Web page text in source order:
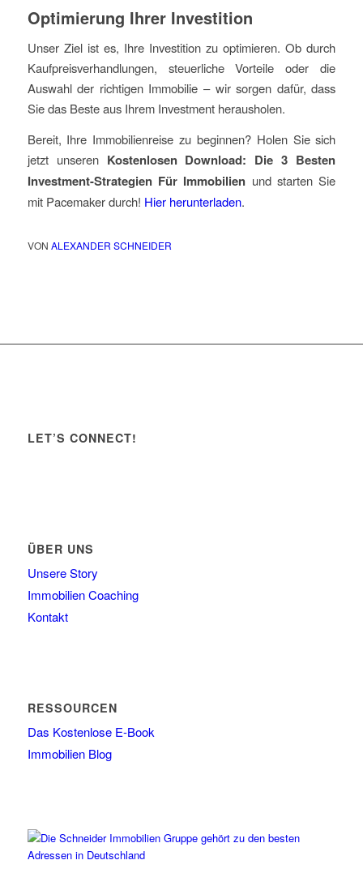
Optimierung Ihrer Investition
Unser Ziel ist es, Ihre Investition zu optimieren. Ob durch
Kaufpreisverhandlungen, steuerliche Vorteile oder die
Auswahl der richtigen Immobilie – wir sorgen dafür, dass
Sie das Beste aus Ihrem Investment herausholen.
Bereit, Ihre Immobilienreise zu beginnen? Holen Sie sich
jetzt unseren Kostenlosen Download: Die 3 Besten
Investment-Strategien Für Immobilien und starten Sie
mit Pacemaker durch! Hier herunterladen.
VON ALEXANDER SCHNEIDER
LET’S CONNECT!
ÜBER UNS
Unsere Story
Immobilien Coaching
Kontakt
RESSOURCEN
Das Kostenlose E-Book
Immobilien Blog